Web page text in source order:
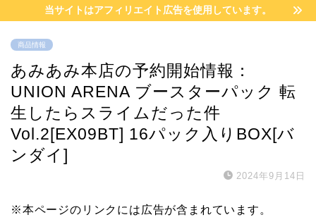
当サイトはアフィリエイト広告を使用しています。
商品情報
あみあみ本店の予約開始情報：
UNION ARENA ブースターパック 転
生したらスライムだった件
Vol.2[EX09BT] 16パック入りBOX[バ
ンダイ]
2024年9月14日
※本ページのリンクには広告が含まれています。